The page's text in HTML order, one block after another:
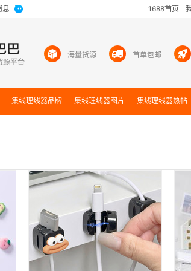
海量货源 首单包邮
集线理线器品牌 集线理线器图片 集线理线器热帖